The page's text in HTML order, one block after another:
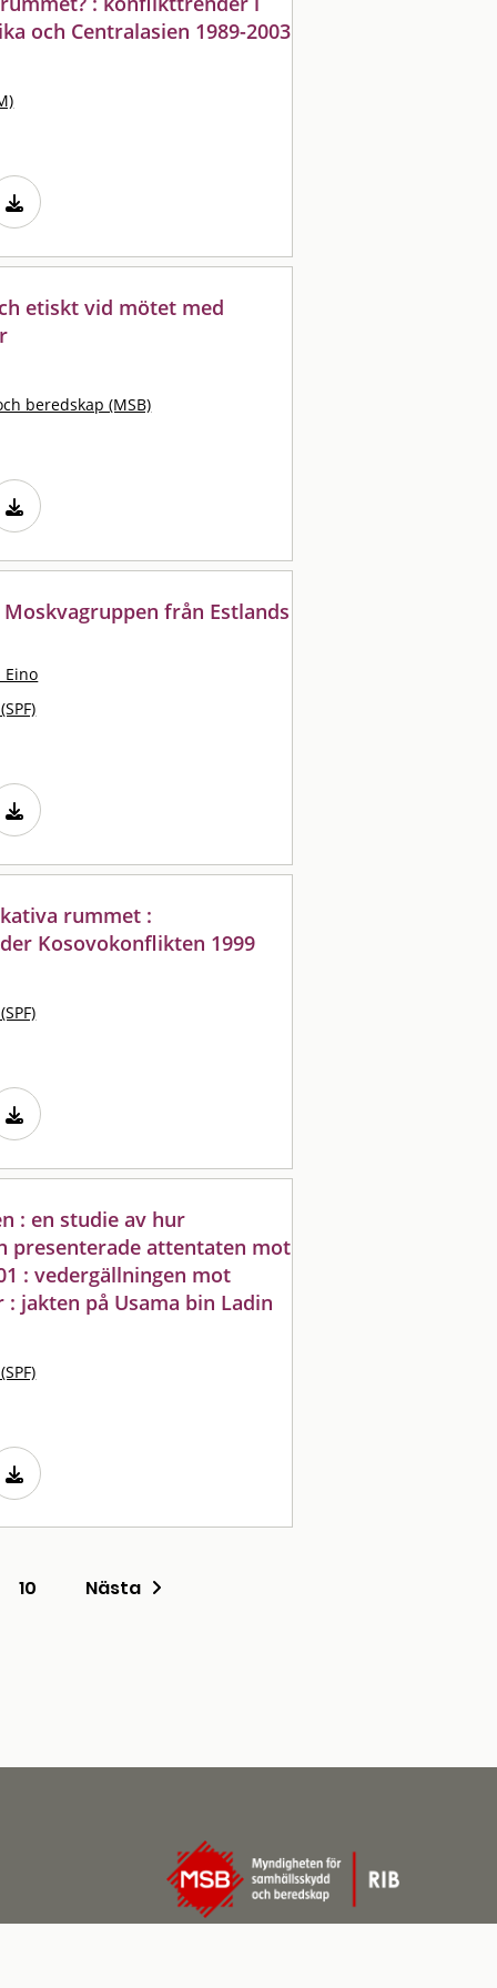
och Centralasien 1989-2003
etiskt vid mötet med
beredskap (MSB)
från Estlands
Eino
rummet :
Kosovokonflikten 1999
: en studie av hur
presenterade attentaten mot
: vedergällningen mot
jakten på Usama bin Ladin
10 Nästa